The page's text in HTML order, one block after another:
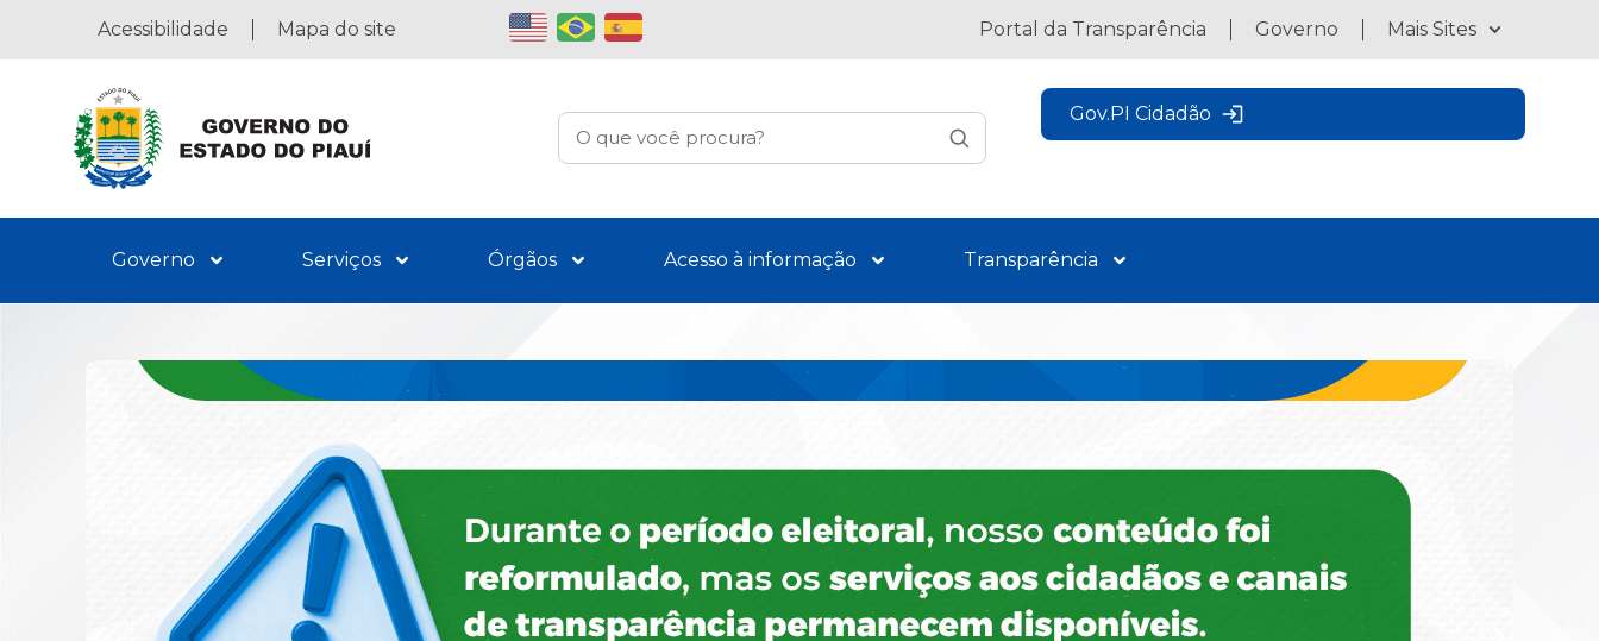
Acessibilidade Mapa do site Portal da Transparência Governo Mais Sites
Gov.PI Cidadão
Governo Serviços Órgãos Acesso à informação Transparência